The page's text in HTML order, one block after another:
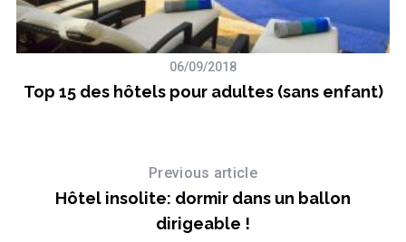
06/09/2018
Top 15 des hôtels pour adultes (sans enfant)
Previous article
Hôtel insolite: dormir dans un ballon
dirigeable !